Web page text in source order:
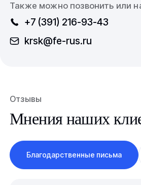
Также можно позвонить или
+7 (391) 216-93-43
krsk@fe-rus.ru
Отзывы
Мнения наших
Благодарственные письма